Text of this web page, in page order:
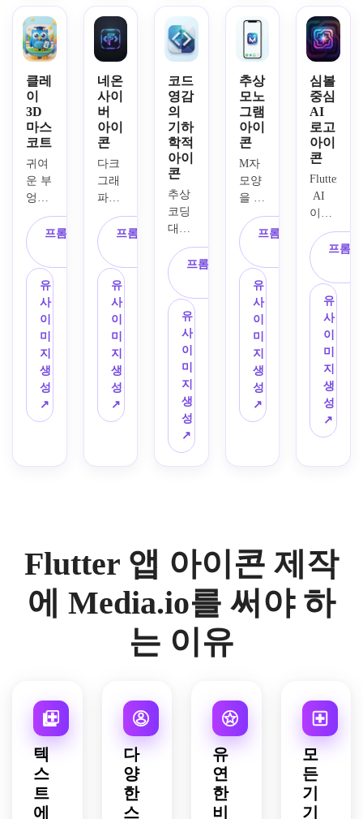
사각
형 배
경,
벡터
처럼
또렷
한 가
장자
리,
부드
러우
면서
무광
의 표
면,
균형
잡힌
여백,
선명
한 네
이비
와 화
이트
색상,
미묘
스타
트업
분위
기,
서도
읽기
마감
으로
완성
합니
인하
세요.
딥 틸
과 웜
민트
팔레
트,
매끈
한 플
랫 표
면,
부드
러운
모서
리 하
이라
이트,
정확
한 기
하학,
깔끔
한 여
최소
그림
한 커
Android
와
홈 화
변 광
채,
실키
한 표
면 질
감,
선명
한 실
루엣,
부드
러운
모서
리 조
명,
프리
미엄
스타
트업
브랜
드 분
위기,
깔끔
한 구
성,
작은
런처
아이
콘 크
도를
지닌
적인
Flutter
앱
아이
근 사
각형,
중앙
의 간
단한
잎사
귀 심
볼,
부드
러운
핑크∙
아쿠
벤더
색조,
내부
하이
라이
서리
낀 유
리 질
공기
처럼
위기,
미엄
모바
일 UI
느낌
(텍스
니다.
반사,
선명
한 에
메랄
드와
골드
팔레
트,
스튜
디오
스타
일 조
명,
매끄
러운
베벨
엣지,
프리
미엄
금융
앱 분
위기,
깔끔
한 배
굵은
셉에
적합
한 폴
리시
클레
이
3D
마스
코트
귀여
운 부
엉이
마스
코트
가 있
는
Flutter
아동
학습
앱용
클레
이 스
타일
아이
밝고
친근
한 색
상,
껴지
는 클
질감,
큰
눈,
단순
프롬프트 복
유
사
이
미
지
생
성
↗
네온
사이
버
아이
콘
다크
그래
파이
트 배
경,
빛나
는 대
괄호
심볼,
전기
적 파
랑과
바이
올렛
악센
트,
미래
적인
질감,
프롬프트 복
유
사
이
미
지
생
성
↗
코드
영감
의
기하
학적
아이
콘
추상
코딩
대괄
호와
균형
잡힌
각진
형태
의 둥
근 사
각형
경계,
쿨블
루 테
크 팔
레트,
매트
정밀
대칭,
멀한
가 브
랜드
프롬프트 복
유
사
이
미
지
생
성
↗
추상
모노
그램
아이
콘
M자
모양
을 사
용한
브랜
드화
된 추
상 모
노그
Flutter
아이
콘을
디자
인하
스타
일,
둥근
사각
학,
인디
프롬프트 복
유
사
이
미
지
생
성
↗
심볼
중심
AI
로고
아이
콘
Flutter
AI
이미
지 앱
을 위
한 심
볼 중
심 아
이콘
을 만
들어
보세
요.
추상
스파
크와
임 심
이아
웃,
선명
한 그
라데
한 엣
지,
한 글
로우,
부드
럽게
프롬
유
사
이
미
지
생
성
↗
Flutter 앱 아이콘 제작
에 Media.io를 써야 하
는 이유
텍
스
트
에
다
양
한
스
유
연
한
비
모
든
기
기